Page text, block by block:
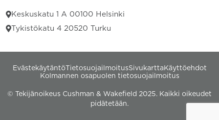
Keskuskatu 1 A 00100 Helsinki
Tykistökatu 4 20520 Turku
EvästekäytäntöTietosuojailmoitusSivukartta Käyttöehdot
Kolmannen osapuolen tietosuojailmoitus
© Tekijänoikeus Cushman & Wakefield 2025. Kaikki oikeudet
pidätetään.